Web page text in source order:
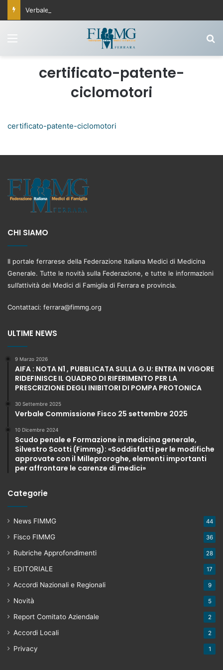
Verbale Commissione Fisco 25 settembre 2025
certificato-patente-
ciclomotori
certificato-patente-ciclomotori
CHI SIAMO
Il portale ferrarese della Federazione Italiana Medici di Medicina
Generale. Tutte le novità sulla Federazione, e tutte le informazioni
sull’attività dei Medici di Famiglia di Ferrara e provincia.
Contattaci: ferrara@fimmg.org
ULTIME NEWS
9 Marzo 2026
AIFA : NOTA N1 , PUBBLICATA SULLA G.U: ENTRA IN VIGORE
RIDEFINISCE IL QUADRO DI RIFERIMENTO PER LA
PRESCRIZIONE DEGLI INIBITORI DI POMPA PROTONICA
30 Settembre 2025
Verbale Commissione Fisco 25 settembre 2025
10 Dicembre 2024
Scudo penale e Formazione in medicina generale,
Silvestro Scotti (Fimmg): «Soddisfatti per le modifiche
approvate con il Milleproroghe, elementi importanti
per affrontare le carenze di medici»
Categorie
News FIMMG 44
Fisco FIMMG 36
Rubriche Approfondimenti 28
EDITORIALE 17
Accordi Nazionali e Regionali 9
Novità 5
Report Comitato Aziendale 2
Accordi Locali 2
Privacy 1